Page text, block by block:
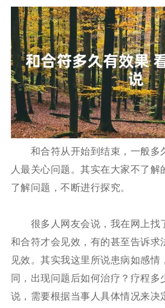
和合符从开始到结束，一般多
人最关心问题。其实在大家不了解
了解问题，不断进行探究。
很多人网友会说，我在网上找
和合符才会见效，有的甚至告诉求
见效。其实我这里所说患病如感情
同，出现问题后如何治疗？疗程多
说，需要根据当事人具体情况来决